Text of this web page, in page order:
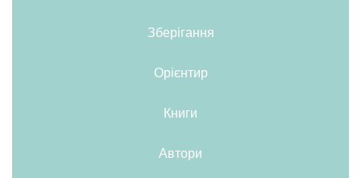
Зберігання
Орієнтир
Книги
Автори